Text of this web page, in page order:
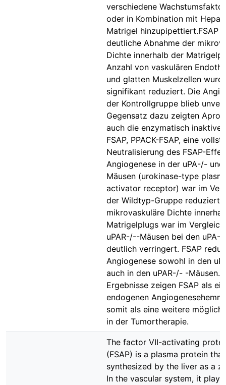
verschiedene
oder in Kombination mit
Matrigel hinzupipettiert.FSAP
deutliche Abnahme der
Dichte innerhalb der
Anzahl von vaskulären
und glatten Muskelzellen
signifikant reduziert. Die
der Kontrollgruppe blieb
Gegensatz dazu zeigten
auch die enzymatisch inaktive
FSAP, PPACK-FSAP, eine
Neutralisierung des FSAP-
Angiogenese in der uPA-/-
Mäusen (urokinase-type
activator receptor) war im
der Wildtyp-Gruppe reduziert.
mikrovaskuläre Dichte
Matrigelplugs war im
uPAR-/--Mäusen bei den
deutlich verringert. FSAP
Angiogenese sowohl in den
auch in den uPAR-/- -Mäusen.
Ergebnisse zeigen FSAP als
endogenen
somit als eine weitere
in der Tumortherapie.
The factor VII-activating
(FSAP) is a plasma protein
synthesized by the liver as a
In the vascular system, it